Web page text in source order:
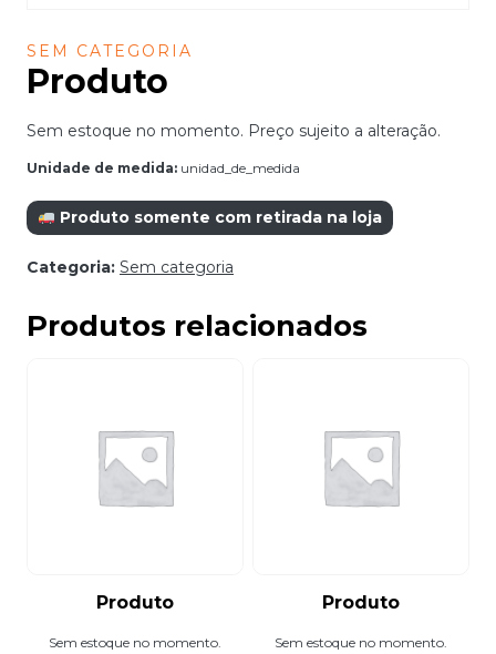
SEM CATEGORIA
Produto
Sem estoque no momento. Preço sujeito a alteração.
Unidade de medida: unidad_de_medida
Produto somente com retirada na loja
Categoria: Sem categoria
Produtos relacionados
Produto
Sem estoque no momento.
Produto
Sem estoque no momento.